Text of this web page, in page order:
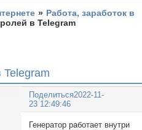
» Работа, заработок в
в Telegram
Telegram
Поделиться2022-11-
23 12:49:46
Генератор работает внутри